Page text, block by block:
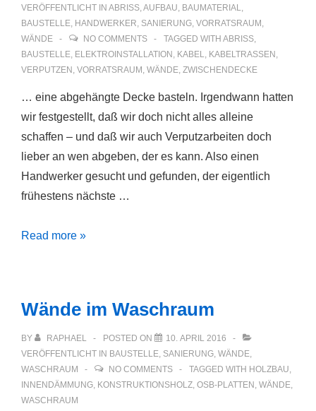
VERÖFFENTLICHT IN ABRISS,AUFBAU, BAUMATERIAL,
BAUSTELLE, HANDWERKER, SANIERUNG, VORRATSRAUM ,
WÄNDE
NO COMMENTS TAGGED WITH ABRISS,
BAUSTELLE, ELEKTROINSTALLATION , KABEL, KABELTRASSEN ,
VERPUTZEN , VORRATSRAUM , WÄNDE, ZWISCHENDECKE
… eine abgehängte Decke basteln. Irgendwann hatten
wir festgestellt, daß wir doch nicht alles alleine
schaffen – und daß wir auch Verputzarbeiten doch
lieber an wen abgeben, der es kann. Also einen
Handwerker gesucht und gefunden, der eigentlich
frühestens nächste …
Mal
Read more »
Wände im Waschraum
BY RAPHAEL POSTED ON
10. APRIL 2016
VERÖFFENTLICHT IN BAUSTELLE, SANIERUNG, WÄNDE,
WASCHRAUM
NO COMMENTS TAGGED WITH HOLZBAU,
INNENDÄMMUNG, KONSTRUKTIONSHOLZ, OSB-PLATTEN , WÄNDE,
WASCHRAUM